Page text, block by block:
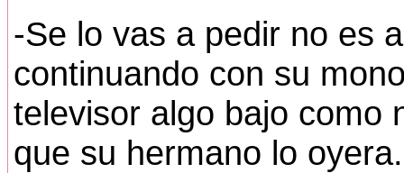
-Se lo vas a pedir no es
continuando con su
televisor algo bajo como
que su hermano lo oyera.